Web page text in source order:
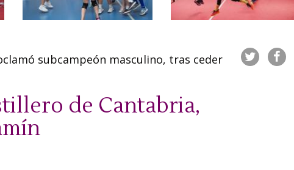
subcampeón masculino, tras ceder
de Cantabria,